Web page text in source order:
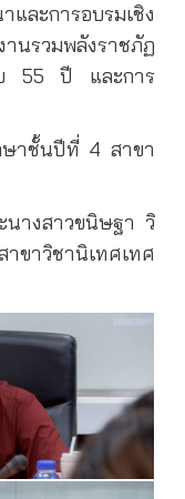
ะการอบรมเชิง
นรวมพลังราชภัฏ
บ 55 ปี และการ
าชั้นปีที่ 4 สาขา
างสาวขนิษฐา วิ
วิชานิเทศเทศ